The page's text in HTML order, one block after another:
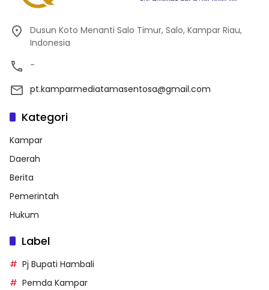
Dusun Koto Menanti Salo Timur, Salo, Kampar Riau,
Indonesia
-
pt.kamparmediatamasentosa@gmail.com
Kategori
Kampar
Daerah
Berita
Pemerintah
Hukum
Label
Pj Bupati Hambali
Pemda Kampar